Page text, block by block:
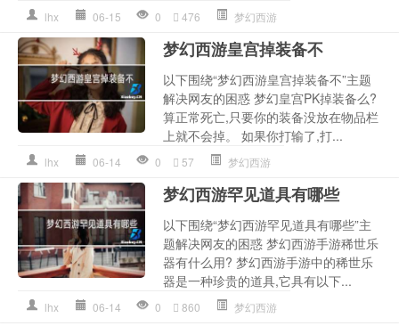
lhx 06-15 0 476 梦幻西游
梦幻西游皇宫掉装备不
以下围绕“梦幻西游皇宫掉装备不”主题
解决网友的困惑 梦幻皇宫PK掉装备么?
算正常死亡,只要你的装备没放在物品栏
上就不会掉。 如果你打输了,打...
lhx 06-14 0 57 梦幻西游
梦幻西游罕见道具有哪些
以下围绕“梦幻西游罕见道具有哪些”主
题解决网友的困惑 梦幻西游手游稀世乐
器有什么用? 梦幻西游手游中的稀世乐
器是一种珍贵的道具,它具有以下...
lhx 06-14 0 860 梦幻西游